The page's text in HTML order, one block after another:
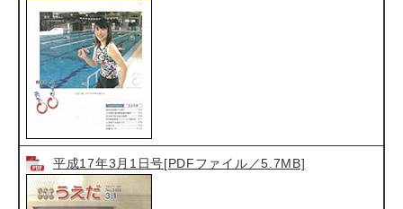
平成17年3月1日号[PDFファイル／5.7MB]